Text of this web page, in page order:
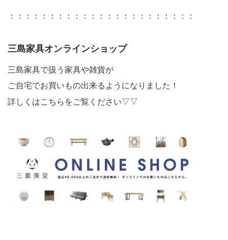
：：：：：：：：：：：：：：：：：：：：：：：
三島家具オンラインショップ
三島家具で扱う家具や雑貨が
ご自宅でお買いもの出来るようになりました！
詳しくはこちらをご覧ください▽▽